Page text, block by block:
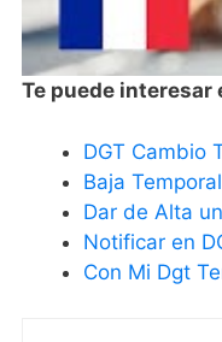
Te puede interesar
DGT Cambio
Baja
Dar de Alta
Notificar en
Con Mi Dgt